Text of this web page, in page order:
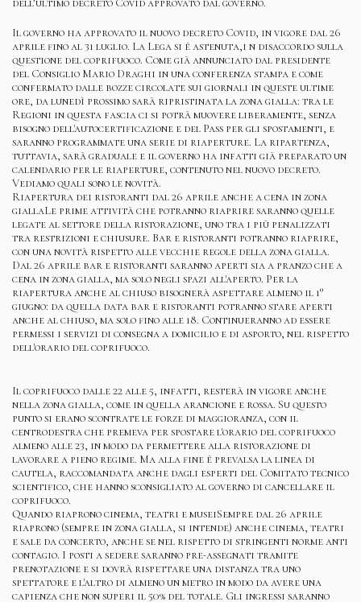
Il governo ha approvato il nuovo decreto Covid, in vigore dal 26
aprile fino al 31 luglio. La Lega si è astenuta,i n disaccordo sulla
questione del coprifuoco. Come già annunciato dal presidente
del Consiglio Mario Draghi in una conferenza stampa e come
confermato dalle bozze circolate sui giornali in queste ultime
ore, da lunedì prossimo sarà ripristinata la zona gialla: tra le
Regioni in questa fascia ci si potrà muovere liberamente, senza
bisogno dell'autocertificazione e del Pass per gli spostamenti, e
saranno programmate una serie di riaperture. La ripartenza,
tuttavia, sarà graduale e il governo ha infatti già preparato un
calendario per le riaperture, contenuto nel nuovo decreto.
Vediamo quali sono le novità.
Riapertura dei ristoranti dal 26 aprile anche a cena in zona
giallaLe prime attività che potranno riaprire saranno quelle
legate al settore della ristorazione, uno tra i più penalizzati
tra restrizioni e chiusure. Bar e ristoranti potranno riaprire,
con una novità rispetto alle vecchie regole della zona gialla.
Dal 26 aprile bar e ristoranti saranno aperti sia a pranzo che a
cena in zona gialla, ma solo negli spazi all'aperto. Per la
riapertura anche al chiuso bisognerà aspettare almeno il 1°
giugno: da quella data bar e ristoranti potranno stare aperti
anche al chiuso, ma solo fino alle 18. Continueranno ad essere
permessi i servizi di consegna a domicilio e di asporto, nel rispetto
dell'orario del coprifuoco.
Il coprifuoco dalle 22 alle 5, infatti, resterà in vigore anche
nella zona gialla, come in quella arancione e rossa. Su questo
punto si erano scontrate le forze di maggioranza, con il
centrodestra che premeva per spostare l'orario del coprifuoco
almeno alle 23, in modo da permettere alla ristorazione di
lavorare a pieno regime. Ma alla fine è prevalsa la linea di
cautela, raccomandata anche dagli esperti del Comitato tecnico
scientifico, che hanno sconsigliato al governo di cancellare il
coprifuoco.
Quando riaprono cinema, teatri e museiSempre dal 26 aprile
riaprono (sempre in zona gialla, si intende) anche cinema, teatri
e sale da concerto, anche se nel rispetto di stringenti norme anti
contagio. I posti a sedere saranno pre-assegnati tramite
prenotazione e si dovrà rispettare una distanza tra uno
spettatore e l'altro di almeno un metro in modo da avere una
capienza che non superi il 50% del totale. Gli ingressi saranno